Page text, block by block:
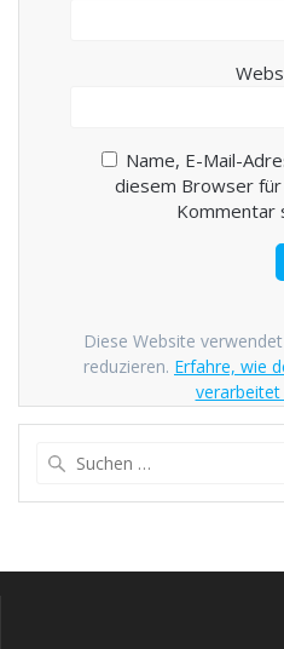
Name, E-Mail-
diesem Browser
Kommentar
Diese Website
reduzieren. Erfahre, wie
verarbeitet